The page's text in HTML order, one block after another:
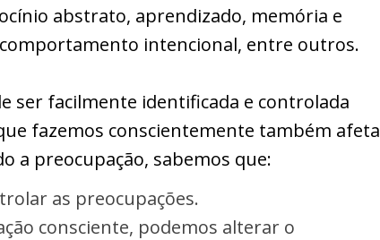
abstrato, aprendizado, memória e
intencional, entre outros.
ser facilmente identificada e controlada
fazemos conscientemente também afeta
a preocupação, sabemos que:
as preocupações.
consciente, podemos alterar o